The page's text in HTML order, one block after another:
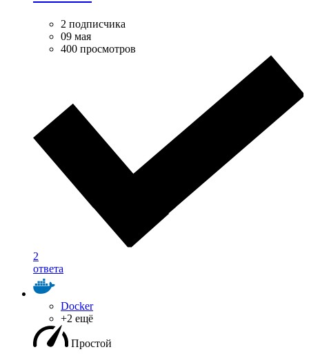
2 подписчика
09 мая
400 просмотров
2
ответа
Docker
+2 ещё
Простой